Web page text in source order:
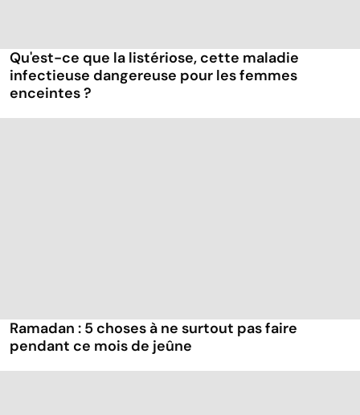
Qu'est-ce que la listériose, cette maladie
infectieuse dangereuse pour les femmes
enceintes ?
Ramadan : 5 choses à ne surtout pas faire
pendant ce mois de jeûne